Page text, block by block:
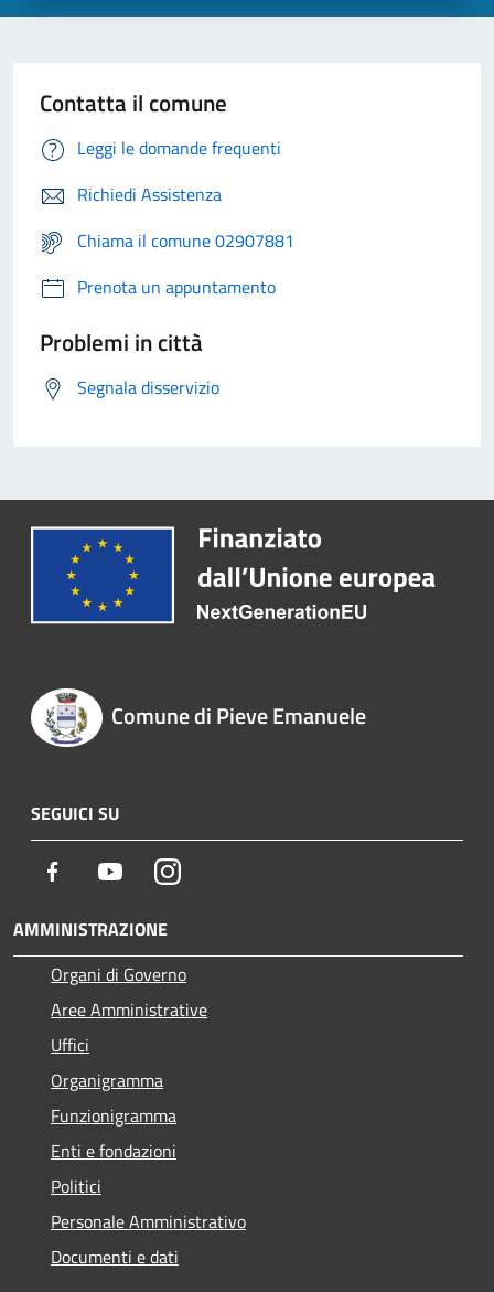
Contatta il comune
Leggi le domande frequenti
Richiedi Assistenza
Chiama il comune 02907881
Prenota un appuntamento
Problemi in città
Segnala disservizio
Comune di Pieve Emanuele
SEGUICI SU
Facebook YoutubeInstagram
AMMINISTRAZIONE
Organi di Governo
Aree Amministrative
Uffici
Organigramma
Funzionigramma
Enti e fondazioni
Politici
Personale Amministrativo
Documenti e dati